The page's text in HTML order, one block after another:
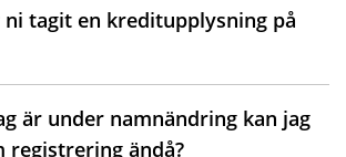
tagit en kreditupplysning på
är under namnändring kan jag
registrering ändå?